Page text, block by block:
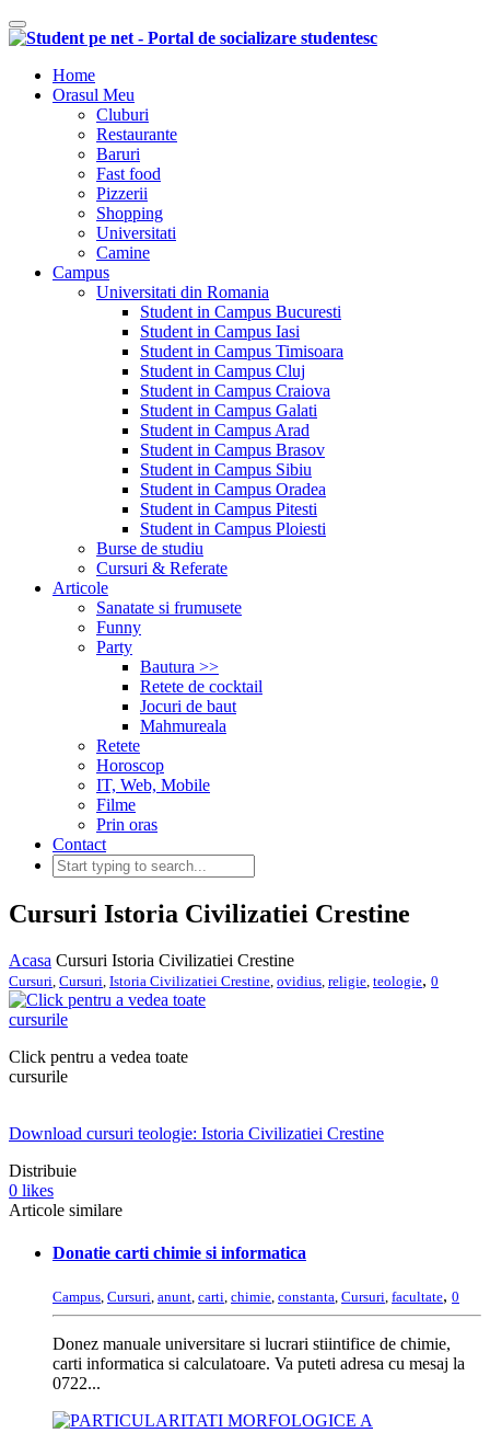
Comutare navigare
Home
Orasul Meu
Cluburi
Restaurante
Baruri
Fast food
Pizzerii
Shopping
Universitati
Camine
Campus
Universitati din Romania
Student in Campus Bucuresti
Student in Campus Iasi
Student in Campus Timisoara
Student in Campus Cluj
Student in Campus Craiova
Student in Campus Galati
Student in Campus Arad
Student in Campus Brasov
Student in Campus Sibiu
Student in Campus Oradea
Student in Campus Pitesti
Student in Campus Ploiesti
Burse de studiu
Cursuri & Referate
Articole
Sanatate si frumusete
Funny
Party
Bautura >>
Retete de cocktail
Jocuri de baut
Mahmureala
Retete
Horoscop
IT, Web, Mobile
Filme
Prin oras
Contact
Cursuri Istoria Civilizatiei Crestine
Acasa Cursuri Istoria Civilizatiei Crestine
Cursuri Cursuri Istoria Civilizatiei Crestine ovidius religie teologie, 0
Click pentru a vedea toate
cursurile
Download cursuri teologie: Istoria Civilizatiei Crestine
Distribuie
0 likes
Articole similare
Donatie carti chimie si informatica
Campus, Cursuri, anunt, carti, chimie, constanta, Cursuri, facultate, 0
Donez manuale universitare si lucrari stiintifice de chimie,
carti informatica si calculatoare. Va puteti adresa cu mesaj la
0722...